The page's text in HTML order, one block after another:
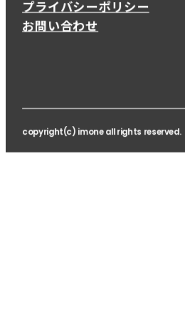
プライバシーポリシー
お問い合わせ
copyright(c) imone all rights reserved.